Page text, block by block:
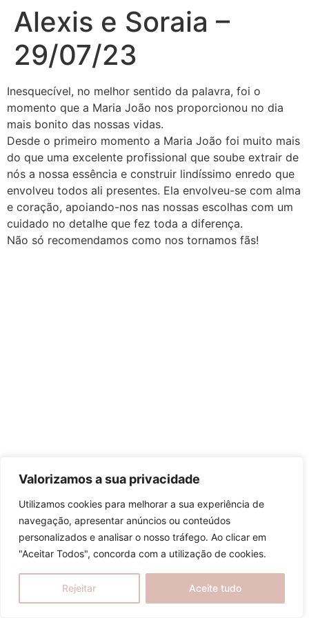
Valorizamos a sua privacidade
Utilizamos cookies para melhorar a sua experiência de
navegação, apresentar anúncios ou conteúdos
personalizados e analisar o nosso tráfego. Ao clicar em
"Aceitar Todos", concorda com a utilização de cookies.
Rejeitar Aceite tudo
Alexis e Soraia –
29/07/23
Inesquecível, no melhor sentido da palavra, foi o
momento que a Maria João nos proporcionou no dia
mais bonito das nossas vidas.
Desde o primeiro momento a Maria João foi muito mais
do que uma excelente profissional que soube extrair de
nós a nossa essência e construir lindíssimo enredo que
envolveu todos ali presentes. Ela envolveu-se com alma
e coração, apoiando-nos nas nossas escolhas com um
cuidado no detalhe que fez toda a diferença.
Não só recomendamos como nos tornamos fãs!